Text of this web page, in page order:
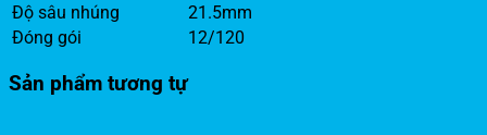
Độ sâu nhúng
21.5mm
Đóng gói
12/120
Sản phẩm tương tự